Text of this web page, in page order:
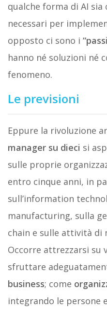
qualche forma di AI
necessari per
opposto ci sono i
hanno né soluzioni né
fenomeno.
Le previsioni
Eppure la rivoluzione
manager su dieci si
sulle proprie
entro cinque anni, in
sull’information
manufacturing, sulla
chain e sulle attività
Occorre attrezzarsi su
sfruttare
business; come
integrando le persone